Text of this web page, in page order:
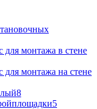
для монтажа в стене
для монтажа на стене
8
5